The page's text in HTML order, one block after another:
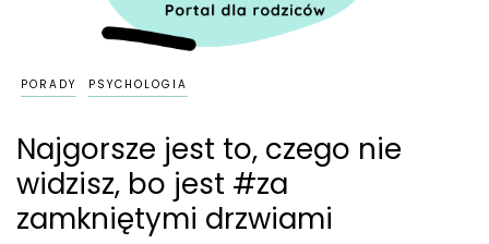
PORADY PSYCHOLOGIA
Najgorsze jest to, czego nie
widzisz, bo jest #za
zamkniętymi drzwiami